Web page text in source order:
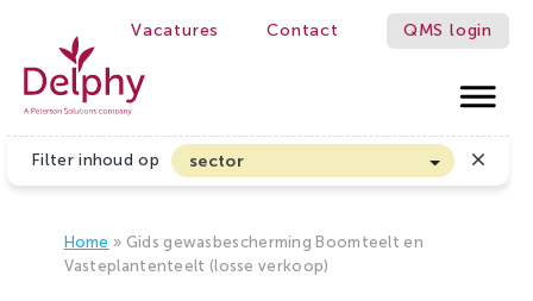
Vacatures Contact QMS login
Delphy
WE MAKE GROWERS BETTER!
Filter inhoud op
sector
Biologische Land- en Tuinbouw
Home » Gids gewasbescherming Boomteelt en
Vasteplantenteelt (losse verkoop)